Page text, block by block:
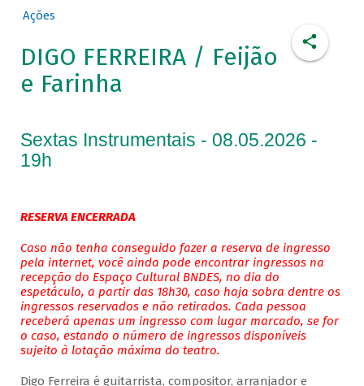
Ações
DIGO FERREIRA / Feijão
e Farinha
Sextas Instrumentais - 08.05.2026 -
19h
RESERVA ENCERRADA
Caso não tenha conseguido fazer a reserva de ingresso
pela internet, você ainda pode encontrar ingressos na
recepção do Espaço Cultural BNDES, no dia do
espetáculo, a partir das 18h30, caso haja sobra dentre os
ingressos reservados e não retirados. Cada pessoa
receberá apenas um ingresso com lugar marcado, se for
o caso, estando o número de ingressos disponíveis
sujeito à lotação máxima do teatro.
Digo Ferreira é guitarrista, compositor, arranjador e